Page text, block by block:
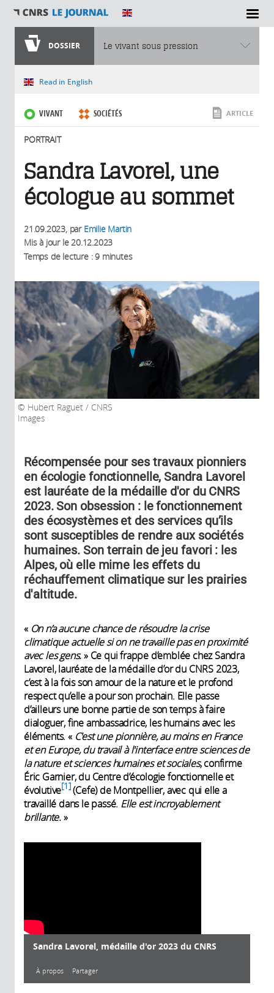
SECTIONS
DOSSIER Le vivant sous pression
Vous êtes ici
Read in English
VIVANT SOCIÉTÉS
PORTRAIT
ARTICLE
Sandra Lavorel, une
écologue au sommet
21.09.2023, par Emilie Martin
Mis à jour le20.12.2023
Temps de lecture : 9 minutes
Hubert Raguet / CNRS
Images
Récompensée pour ses travaux pionniers
en écologie fonctionnelle, Sandra Lavorel
est lauréate de la médaille d'or du CNRS
2023. Son obsession : le fonctionnement
des écosystèmes et des services qu’ils
sont susceptibles de rendre aux sociétés
humaines. Son terrain de jeu favori : les
Alpes, où elle mime les effets du
réchauffement climatique sur les prairies
d'altitude.
« On n’a aucune chance de résoudre la crise
climatique actuelle si on ne travaille pas en proximité
avec les gens.» Ce qui frappe d’emblée chez Sandra
Lavorel, lauréate de la médaille d’or du CNRS 2023,
c’est à la fois son amour de la nature et le profond
respect qu’elle a pour son prochain. Elle passe
d’ailleurs une bonne partie de son temps à faire
dialoguer, fine ambassadrice, les humains avec les
éléments. « C'est une pionnière, au moins en France
et en Europe, du travail à l'interface entre sciences de
la nature et sciences humaines et sociales, confirme
Éric Garnier, du Centre d’écologie fonctionnelle et
évolutive 1 (Cefe) de Montpellier,avec qui elle a
travaillé dans le passé. Elle est incroyablement
brillante.»
Sandra Lavorel, médaille d'or 2023 du CNRS
À propos Partager